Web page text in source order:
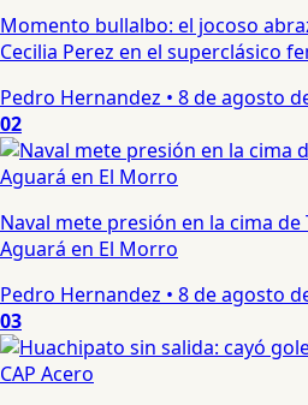
Momento bullalbo: el jocoso
Cecilia Perez en el superclásico
Pedro Hernandez • 8 de agosto
02
Naval mete presión en la cima de
Aguará en El Morro
Pedro Hernandez • 8 de agosto
03